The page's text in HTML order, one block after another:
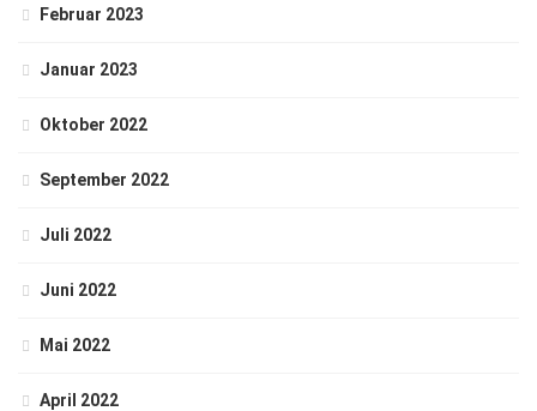
Februar 2023
Januar 2023
Oktober 2022
September 2022
Juli 2022
Juni 2022
Mai 2022
April 2022